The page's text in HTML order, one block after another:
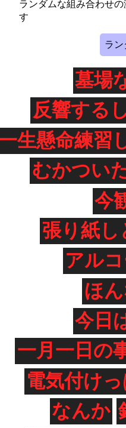
ランダムな組み合わせ
す
ラ
墓場
反響する
生懸命練習
むかつい
今
張り紙し
アル
ほ
今日
一月一日の
電気付け
なんか